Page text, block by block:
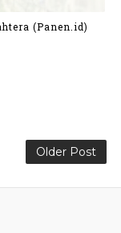
(Panen.id)
Older Post